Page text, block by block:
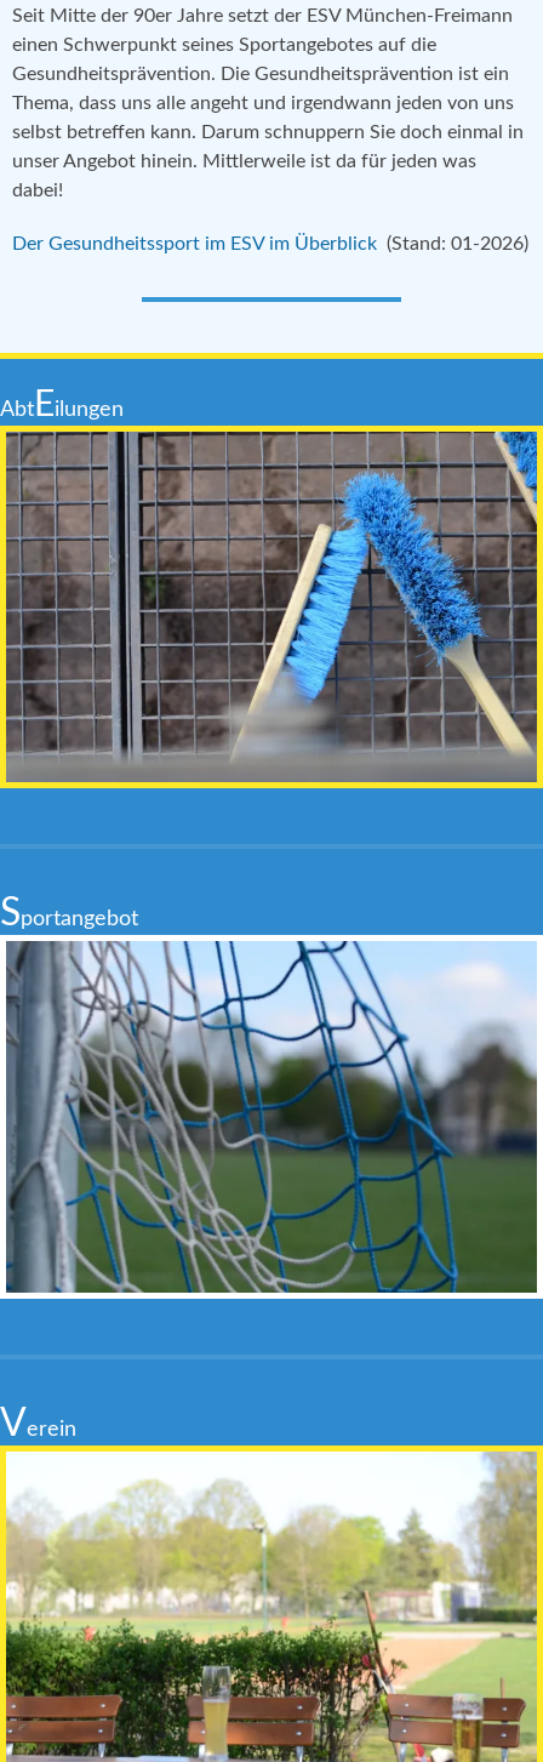
Seit Mitte der 90er Jahre setzt der ESV München-Freimann
einen Schwerpunkt seines Sportangebotes auf die
Gesundheitsprävention. Die Gesundheitsprävention ist ein
Thema, dass uns alle angeht und irgendwann jeden von uns
selbst betreffen kann. Darum schnuppern Sie doch einmal in
unser Angebot hinein. Mittlerweile ist da für jeden was
dabei!
Der Gesundheitssport im ESV im Überblick (Stand: 01-2026)
Abt Eilungen
Sportangebot
Verein